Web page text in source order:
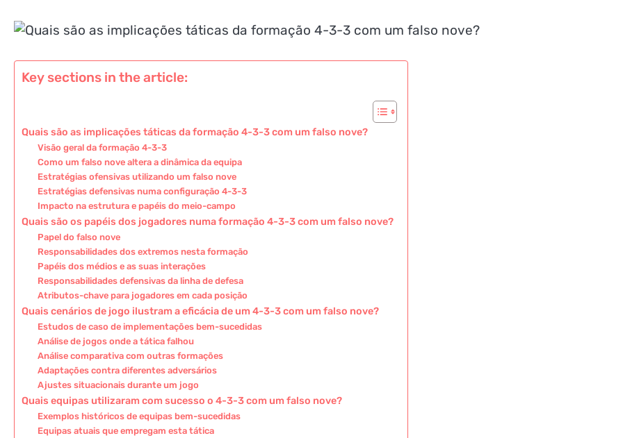
Key sections in the article:
Quais são as implicações táticas da formação 4-3-3 com um falso nove?
Visão geral da formação 4-3-3
Como um falso nove altera a dinâmica da equipa
Estratégias ofensivas utilizando um falso nove
Estratégias defensivas numa configuração 4-3-3
Impacto na estrutura e papéis do meio-campo
Quais são os papéis dos jogadores numa formação 4-3-3 com um falso nove?
Papel do falso nove
Responsabilidades dos extremos nesta formação
Papéis dos médios e as suas interações
Responsabilidades defensivas da linha de defesa
Atributos-chave para jogadores em cada posição
Quais cenários de jogo ilustram a eficácia de um 4-3-3 com um falso nove?
Estudos de caso de implementações bem-sucedidas
Análise de jogos onde a tática falhou
Análise comparativa com outras formações
Adaptações contra diferentes adversários
Ajustes situacionais durante um jogo
Quais equipas utilizaram com sucesso o 4-3-3 com um falso nove?
Exemplos históricos de equipas bem-sucedidas
Equipas atuais que empregam esta tática